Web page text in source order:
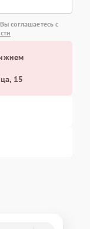
соглашаетесь с
15